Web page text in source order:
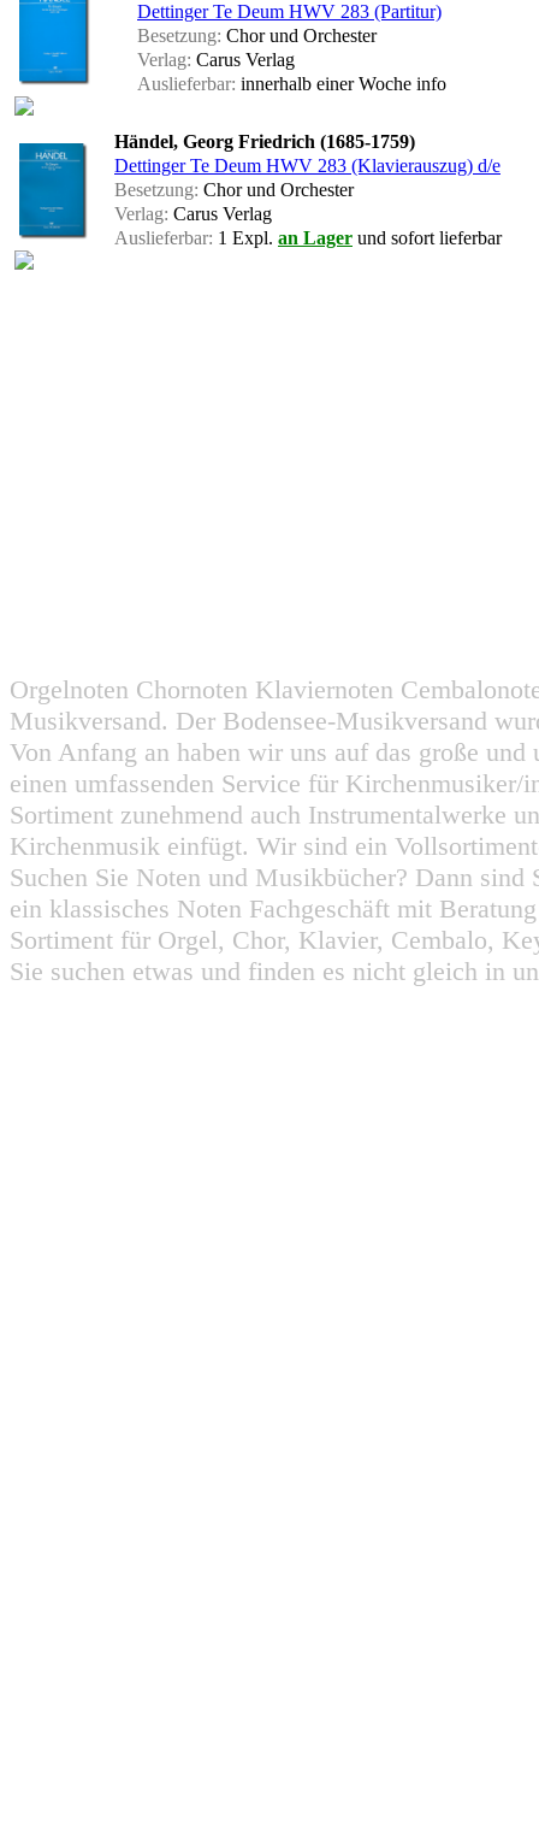
Dettinger Te Deum HWV 283 (Partitur)
Besetzung: Chor und Orchester
Verlag: Carus Verlag
Auslieferbar: innerhalb einer Woche info
Händel, Georg Friedrich (1685-1759)
Dettinger Te Deum HWV 283 (Klavierauszug) d/e
Besetzung: Chor und Orchester
Verlag: Carus Verlag
Auslieferbar: 1 Expl. an Lager und sofort lieferbar
Orgelnoten Chornoten Klaviernoten
Musikversand. Der Bodensee-Musikversand
Von Anfang an haben wir uns auf das große
einen umfassenden Service für
Sortiment zunehmend auch Instrumentalwerke
Kirchenmusik einfügt. Wir sind ein
Suchen Sie Noten und Musikbücher? Dann
ein klassisches Noten Fachgeschäft mit
Sortiment für Orgel, Chor, Klavier, Cembalo,
Sie suchen etwas und finden es nicht gleich in